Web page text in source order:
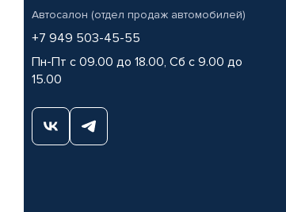
Автосалон (отдел продаж автомобилей)
+7 949 503-45-55
Пн-Пт с 09.00 до 18.00, Сб с 9.00 до
15.00